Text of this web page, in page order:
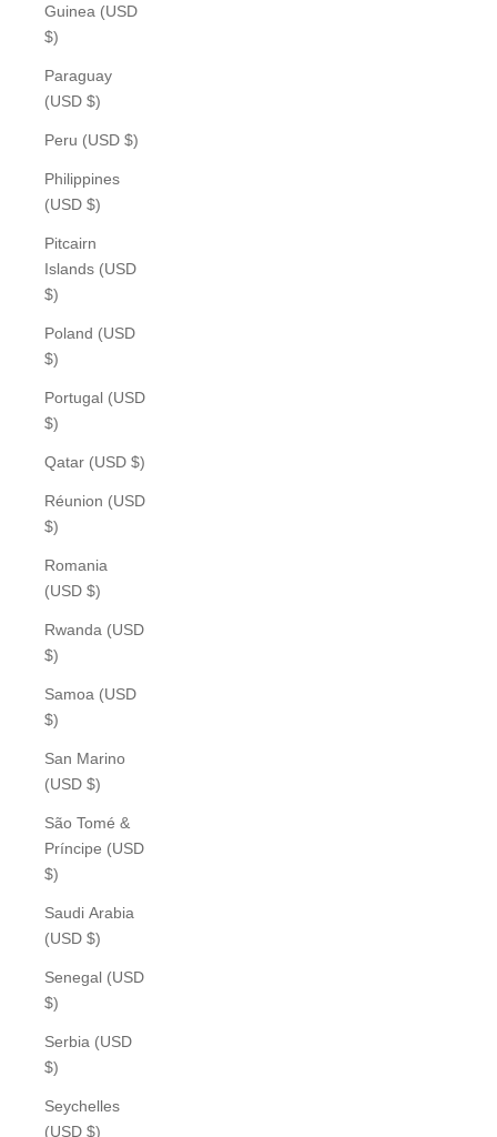
Guinea (USD
$)
Paraguay
(USD $)
Peru (USD $)
Philippines
(USD $)
Pitcairn
Islands (USD
$)
Poland (USD
$)
Portugal (USD
$)
Qatar (USD $)
Réunion (USD
$)
Romania
(USD $)
Rwanda (USD
$)
Samoa (USD
$)
San Marino
(USD $)
São Tomé &
Príncipe (USD
$)
Saudi Arabia
(USD $)
Senegal (USD
$)
Serbia (USD
$)
Seychelles
(USD $)